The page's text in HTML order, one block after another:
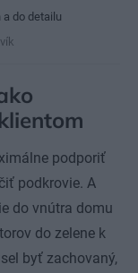
do detailu
podporiť
podkrovie. A
do vnútra domu
do zelene k
byť zachovaný,